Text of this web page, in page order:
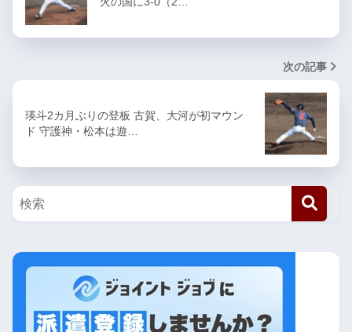
次の記事
瑛斗2カ月ぶりの登板 古賀、大河が初マウン
ド 守護神・松本は遊…